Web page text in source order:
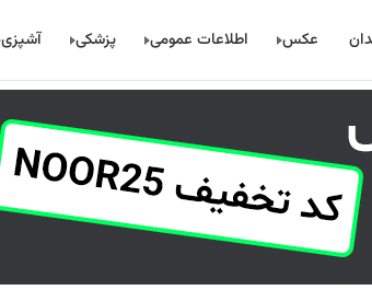
عکس اطلاعات عمومی پزشکی آشپزی